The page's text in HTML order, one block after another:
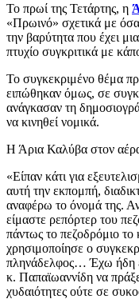
Το πρωί της Τετάρτης, η
«Πρωινό» σχετικά με
την βαρύτητα που έχει
πτυχίο συγκριτικά με
Το συγκεκριμένο θέμα
ειπώθηκαν όμως, σε
ανάγκασαν τη
να κινηθεί νομικά.
Η Άρια Καλύβα στον
«Είπαν κάτι για
αυτή την εκπομπή,
αναφέρω το όνομά της.
είμαστε ρεπόρτερ του
πάντως το πεζοδρόμιο
χρησιμοποίησε ο
πληνάδελφος… Έχω ήδη
κ. Παπαϊωαννίδη να
χυδαιότητες ούτε σε